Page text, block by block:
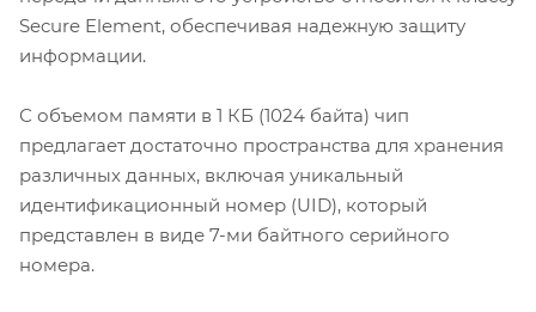
Secure Element, обеспечивая надежную защиту
информации.
С объемом памяти в 1 КБ (1024 байта) чип
предлагает достаточно пространства для хранения
различных данных, включая уникальный
идентификационный номер (UID), который
представлен в виде 7-ми байтного серийного
номера.